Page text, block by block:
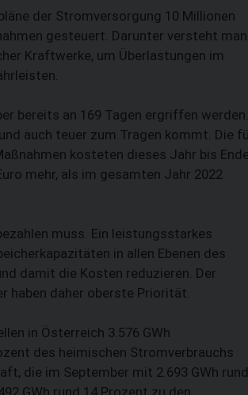
der Stromversorgung 10 Millionen
gesteuert. Darunter versteht man
Kraftwerke, um Überlastungen im
bereits an 169 Tagen ergriffen werden.
auch teuer zum Tragen kommt. Die
kosteten dieses Jahr bis Ende
mehr, als im gesamten Jahr 2022
muss. Ein leistungsstarkes
in allen Ebenen des
damit die Kosten reduzieren. Der
haben daher oberste Priorität.
in Österreich 3.576 GWh
des heimischen Stromverbrauchs
die im September mit 2.693 GWh rund